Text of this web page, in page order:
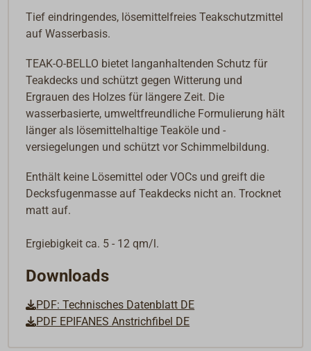
Tief eindringendes, lösemittelfreies Teakschutzmittel
auf Wasserbasis.
TEAK-O-BELLO bietet langanhaltenden Schutz für
Teakdecks und schützt gegen Witterung und
Ergrauen des Holzes für längere Zeit. Die
wasserbasierte, umweltfreundliche Formulierung hält
länger als lösemittelhaltige Teaköle und -
versiegelungen und schützt vor Schimmelbildung.
Enthält keine Lösemittel oder VOCs und greift die
Decksfugenmasse auf Teakdecks nicht an. Trocknet
matt auf.
Ergiebigkeit ca. 5 - 12 qm/l.
Downloads
PDF: Technisches Datenblatt DE
PDF EPIFANES Anstrichfibel DE